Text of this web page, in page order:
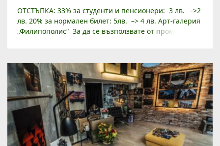
ОТСТЪПКА: 33% за студенти и пенсионери: 3 лв. ->2
лв. 20% за нормален билет: 5лв. –> 4 лв. Арт-галерия
„Филипополис“ За да се възползвате от промоциите